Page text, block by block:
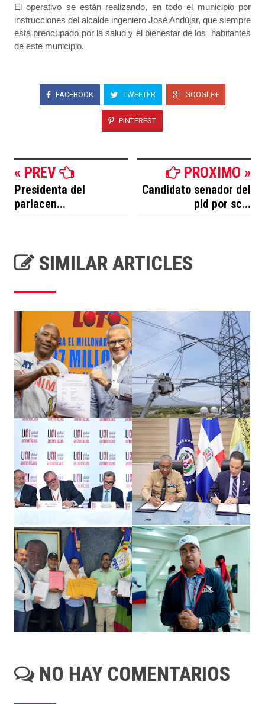
El operativo se están realizando, en todo el municipio por
instrucciones del alcalde ingeniero José Andújar, que siempre
está preocupado por la salud y el bienestar de los habitantes
de este municipio.
FACEBOOK TWEETER GOOGLE+
PINTEREST
« PREV
Presidenta del
parlacen...
PROXIMO »
Candidato senador del
pld por sc...
SIMILAR ARTICLES
NO HAY COMENTARIOS